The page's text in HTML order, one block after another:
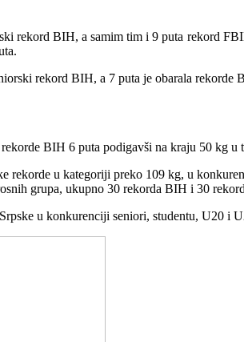
rekord BIH, a samim tim i 9 puta rekord
rekord BIH, a 7 puta je obarala
BIH 6 puta podigavši na kraju 50 kg u
u kategoriji preko 109 kg, u
grupa, ukupno 30 rekorda BIH i 30
u konkurenciji seniori, studentu, U20 i